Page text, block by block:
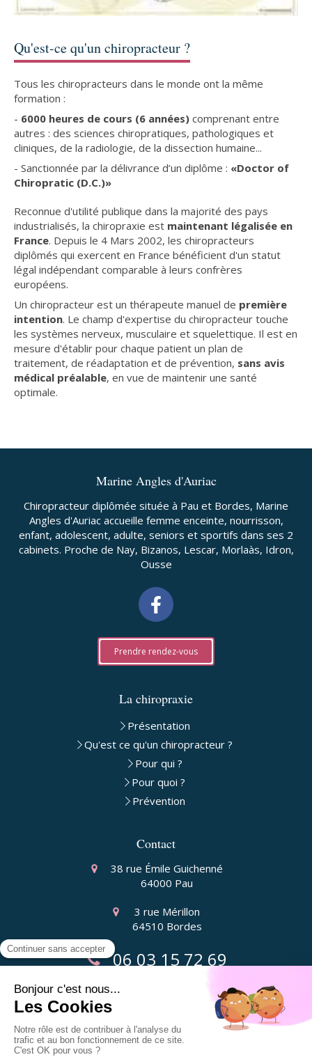
Qu'est-ce qu'un chiropracteur ?
Tous les chiropracteurs dans le monde ont la même
formation :
- 6000 heures de cours (6 années) comprenant entre
autres : des sciences chiropratiques, pathologiques et
cliniques, de la radiologie, de la dissection humaine...
- Sanctionnée par la délivrance d’un diplôme : «Doctor of
Chiropratic (D.C.)»
Reconnue d'utilité publique dans la majorité des pays
industrialisés, la chiropraxie est maintenant légalisée en
France. Depuis le 4 Mars 2002, les chiropracteurs
diplômés qui exercent en France bénéficient d'un statut
légal indépendant comparable à leurs confrères
européens.
Un chiropracteur est un thérapeute manuel de première
intention. Le champ d'expertise du chiropracteur touche
les systèmes nerveux, musculaire et squelettique. Il est en
mesure d'établir pour chaque patient un plan de
traitement, de réadaptation et de prévention, sans avis
médical préalable, en vue de maintenir une santé
optimale.
Marine Angles d'Auriac
Chiropracteur diplômée située à Pau et Bordes, Marine
Angles d'Auriac accueille femme enceinte, nourrisson,
enfant, adolescent, adulte, seniors et sportifs dans ses 2
cabinets. Proche de Nay, Bizanos, Lescar, Morlaàs, Idron,
Ousse
Prendre rendez-vous
La chiropraxie
Présentation
Qu'est ce qu'un chiropracteur ?
Pour qui ?
Pour quoi ?
Prévention
Contact
38 rue Émile Guichenné
64000 Pau
3 rue Mérillon
64510 Bordes
06 03 15 72 69
Plan du site